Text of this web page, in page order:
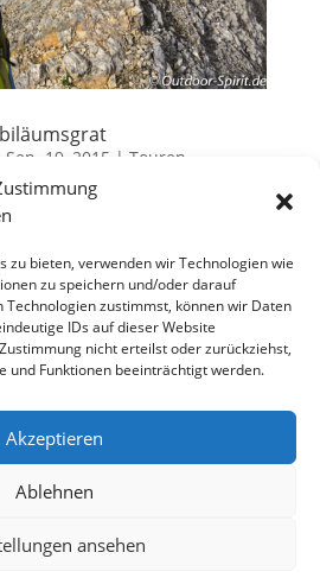
zu bieten, verwenden wir Technologien wie
zu speichern und/oder darauf
Technologien zustimmst, können wir Daten
IDs auf dieser Website
nicht erteilst oder zurückziehst,
und Funktionen beeinträchtigt werden.
Akzeptieren
Ablehnen
ansehen
Sep. 19, 2015 | Touren
Vergangenheit mein Blick auf
jener wunderbaren und
zwischen Deutschlands
Alpspitze. Bereits vom Tal
Impressum
Richtlinie (EU)